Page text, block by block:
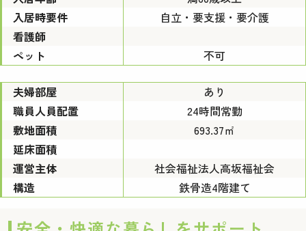
入居時要件
自立・要支援・要介護
看護師
ペット
不可
夫婦部屋
あり
職員人員配置
24時間常勤
敷地面積
693.37㎡
延床面積
運営主体
社会福祉法人高坂福祉会
構造
鉄骨造4階建て